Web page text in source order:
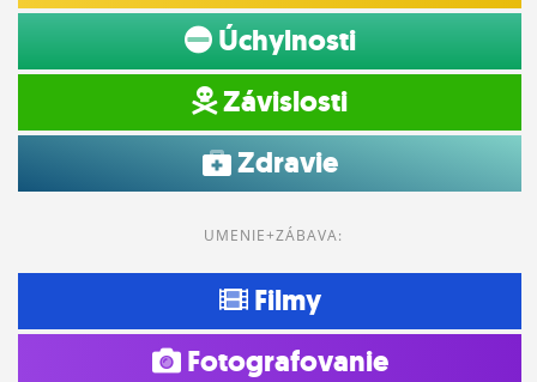
Úchylnosti
Závislosti
Zdravie
UMENIE+ZÁBAVA:
Filmy
Fotografovanie